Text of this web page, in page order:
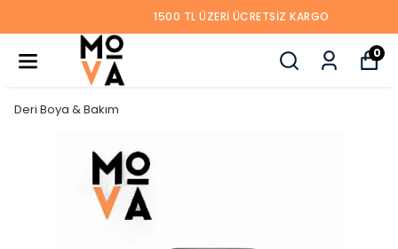
1500 TL ÜZERI ÜCRETSIZ KARGO
0
Deri Boya & Bakım